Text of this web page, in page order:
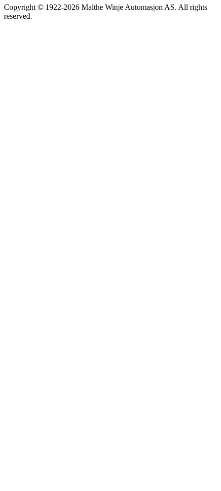
Copyright © 1922-2026 Malthe Winje Automasjon AS. All rights
reserved.